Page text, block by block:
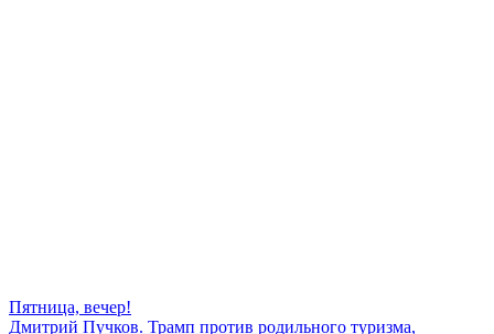
Пятница, вечер!
Дмитрий Пучков. Трамп против родильного туризма,